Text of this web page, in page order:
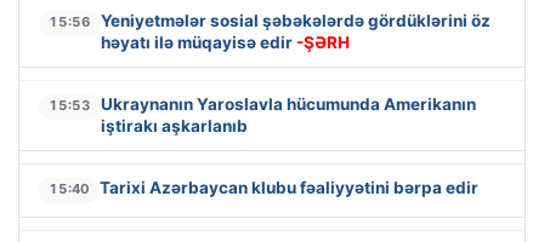
15:56
Yeniyetmələr sosial şəbəkələrdə gördüklərini öz
həyatı ilə müqayisə edir -ŞƏRH
15:53
Ukraynanın Yaroslavla hücumunda Amerikanın
iştirakı aşkarlanıb
15:40 Tarixi Azərbaycan klubu fəaliyyətini bərpa edir